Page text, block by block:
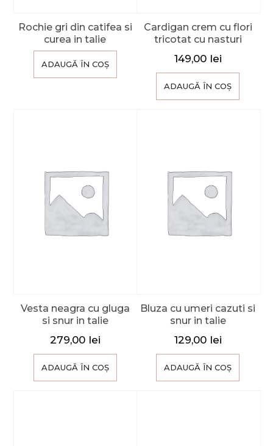
Rochie gri din catifea si
curea in talie
ADAUGĂ ÎN COȘ
Cardigan crem cu flori
tricotat cu nasturi
149,00 lei
ADAUGĂ ÎN COȘ
Vesta neagra cu gluga
si snur in talie
279,00 lei
ADAUGĂ ÎN COȘ
Bluza cu umeri cazuti si
snur in talie
129,00 lei
ADAUGĂ ÎN COȘ